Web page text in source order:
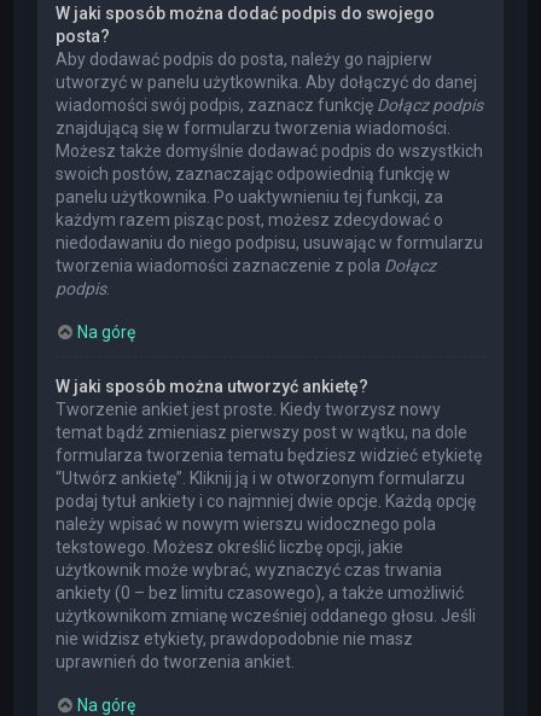
W jaki sposób można dodać podpis do swojego
posta?
Aby dodawać podpis do posta, należy go najpierw
utworzyć w panelu użytkownika. Aby dołączyć do danej
wiadomości swój podpis, zaznacz funkcję Dołącz podpis
znajdującą się w formularzu tworzenia wiadomości.
Możesz także domyślnie dodawać podpis do wszystkich
swoich postów, zaznaczając odpowiednią funkcję w
panelu użytkownika. Po uaktywnieniu tej funkcji, za
każdym razem pisząc post, możesz zdecydować o
niedodawaniu do niego podpisu, usuwając w formularzu
tworzenia wiadomości zaznaczenie z pola Dołącz
podpis.
Na górę
W jaki sposób można utworzyć ankietę?
Tworzenie ankiet jest proste. Kiedy tworzysz nowy
temat bądź zmieniasz pierwszy post w wątku, na dole
formularza tworzenia tematu będziesz widzieć etykietę
“Utwórz ankietę”. Kliknij ją i w otworzonym formularzu
podaj tytuł ankiety i co najmniej dwie opcje. Każdą opcję
należy wpisać w nowym wierszu widocznego pola
tekstowego. Możesz określić liczbę opcji, jakie
użytkownik może wybrać, wyznaczyć czas trwania
ankiety (0 – bez limitu czasowego), a także umożliwić
użytkownikom zmianę wcześniej oddanego głosu. Jeśli
nie widzisz etykiety, prawdopodobnie nie masz
uprawnień do tworzenia ankiet.
Na górę